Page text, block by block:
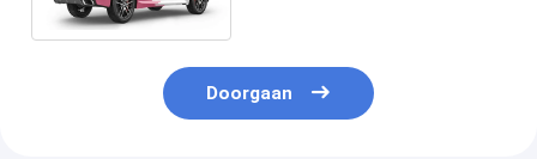
Doorgaan